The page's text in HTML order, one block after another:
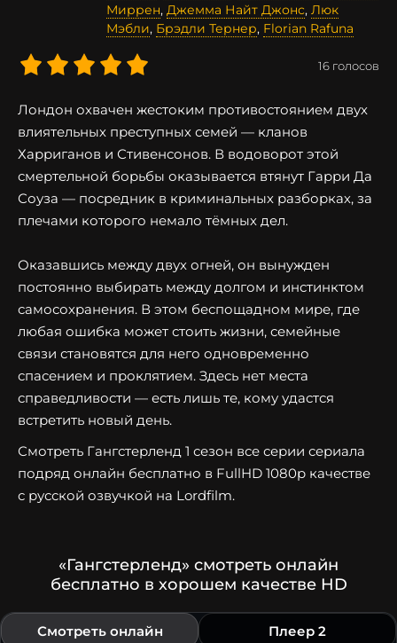
Миррен, Джемма Найт Джонс, Люк
Мэбли, Брэдли Тернер, Florian Rafuna
16 голосов
Лондон охвачен жестоким противостоянием двух
влиятельных преступных семей — кланов
Харриганов и Стивенсонов. В водоворот этой
смертельной борьбы оказывается втянут Гарри Да
Соуза — посредник в криминальных разборках, за
плечами которого немало тёмных дел.
Оказавшись между двух огней, он вынужден
постоянно выбирать между долгом и инстинктом
самосохранения. В этом беспощадном мире, где
любая ошибка может стоить жизни, семейные
связи становятся для него одновременно
спасением и проклятием. Здесь нет места
справедливости — есть лишь те, кому удастся
встретить новый день.
Смотреть Гангстерленд 1 сезон все серии сериала
подряд онлайн бесплатно в FullHD 1080p качестве
с русской озвучкой на Lordfilm.
«Гангстерленд» смотреть онлайн
бесплатно в хорошем качестве HD
Смотреть онлайн Плеер 2